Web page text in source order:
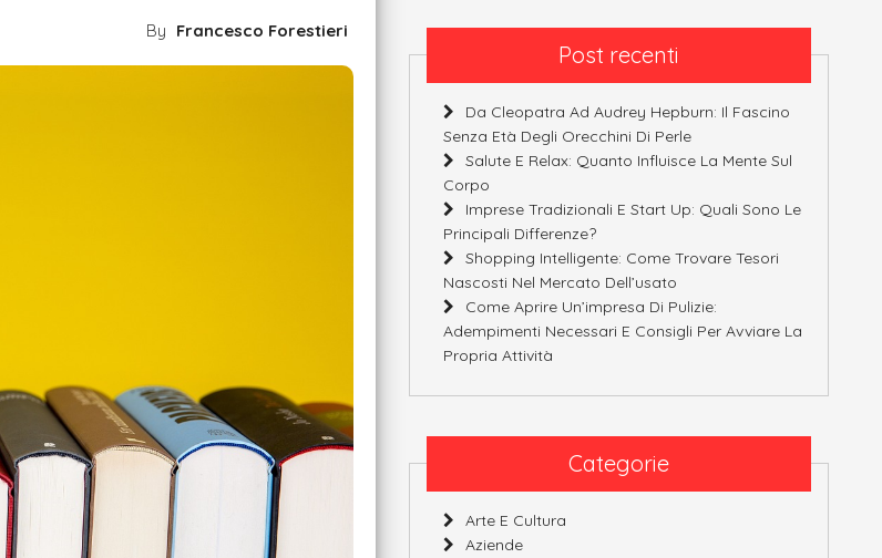
By Francesco Forestieri
Post recenti
Da Cleopatra Ad Audrey Hepburn: Il Fascino
Senza Età Degli Orecchini Di Perle
Salute E Relax: Quanto Influisce La Mente Sul
Corpo
Imprese Tradizionali E Start Up: Quali Sono Le
Principali Differenze?
Shopping Intelligente: Come Trovare Tesori
Nascosti Nel Mercato Dell’usato
Come Aprire Un’impresa Di Pulizie:
Adempimenti Necessari E Consigli Per Avviare La
Propria Attività
Categorie
Arte E Cultura
Aziende